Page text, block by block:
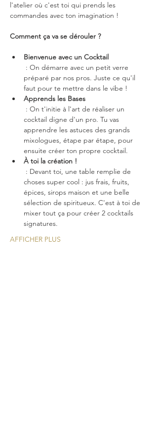
l'atelier où c'est toi qui prends les
commandes avec ton imagination !
Comment ça va se dérouler ?
Bienvenue avec un Cocktail
préparé par nos pros. Juste ce qu'il
faut pour te mettre dans le vibe !
Apprends les Bases
cocktail digne d'un pro. Tu vas
apprendre les astuces des grands
mixologues, étape par étape, pour
ensuite créer ton propre cocktail.
À toi la création !
choses super cool : jus frais, fruits,
épices, sirops maison et une belle
sélection de spiritueux. C'est à toi de
mixer tout ça pour créer 2 cocktails
signatures.
AFFICHER PLUS